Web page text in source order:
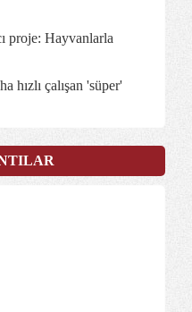
proje: Hayvanlarla
hızlı çalışan 'süper'